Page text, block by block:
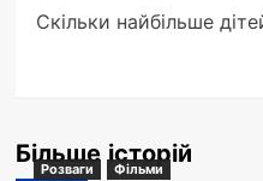
Скільки найбільше
Більше історій
Розваги Фільми